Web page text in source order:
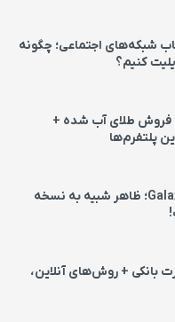
شبکه‌های اجتماعی؛ چگونه
کنیم؟
فروش طلای آب شده +
پلتفرم‌ها
بررسی گوشی Galaxy Z Flip8؛ ظاهر شبیه به نسخه
بانکی + روش‌های آنلاین،